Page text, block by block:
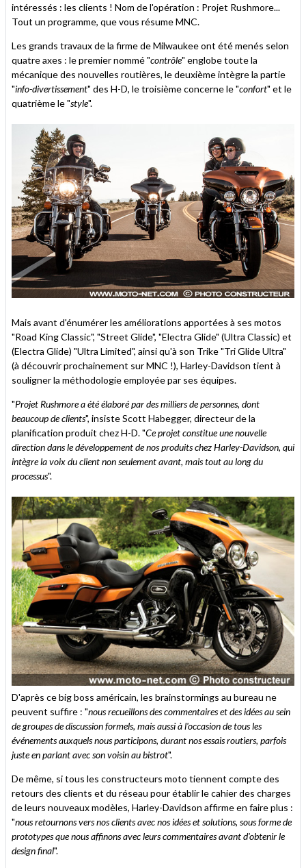
intéressés : les clients ! Nom de l'opération : Projet Rushmore...
Tout un programme, que vous résume MNC.
Les grands travaux de la firme de Milwaukee ont été menés selon
quatre axes : le premier nommé "contrôle" englobe toute la
mécanique des nouvelles routières, le deuxième intègre la partie
"info-divertissement" des H-D, le troisième concerne le "confort" et le
quatrième le "style".
Mais avant d'énumérer les améliorations apportées à ses motos
"Road King Classic", "Street Glide", "Electra Glide" (Ultra Classic) et
(Electra Glide) "Ultra Limited", ainsi qu'à son Trike "Tri Glide Ultra"
(à découvrir prochainement sur MNC !), Harley-Davidson tient à
souligner la méthodologie employée par ses équipes.
"Projet Rushmore a été élaboré par des milliers de personnes, dont
beaucoup de clients", insiste Scott Habegger, directeur de la
planification produit chez H-D. "Ce projet constitue une nouvelle
direction dans le développement de nos produits chez Harley-Davidson, qui
intègre la voix du client non seulement avant, mais tout au long du
processus".
D'après ce big boss américain, les brainstormings au bureau ne
peuvent suffire : "nous recueillons des commentaires et des idées au sein
de groupes de discussion formels, mais aussi à l'occasion de tous les
événements auxquels nous participons, durant nos essais routiers, parfois
juste en parlant avec son voisin au bistrot".
De même, si tous les constructeurs moto tiennent compte des
retours des clients et du réseau pour établir le cahier des charges
de leurs nouveaux modèles, Harley-Davidson affirme en faire plus :
"nous retournons vers nos clients avec nos idées et solutions, sous forme de
prototypes que nous affinons avec leurs commentaires avant d'obtenir le
design final".